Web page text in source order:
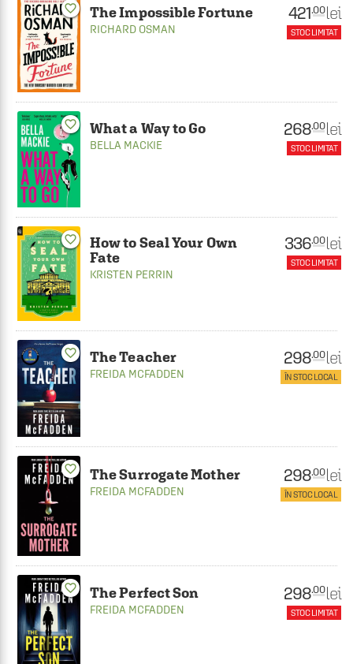
favorite_border The Impossible Fortune
RICHARD OSMAN
421.00 lei
STOC LIMITAT
favorite_border What a Way to Go
BELLA MACKIE
268.00 lei
STOC LIMITAT
favorite_border
How to Seal Your Own
Fate
KRISTEN PERRIN
336.00 lei
STOC LIMITAT
favorite_border The Teacher
FREIDA MCFADDEN
298.00 lei
ÎN STOC LOCAL
favorite_border The Surrogate Mother
FREIDA MCFADDEN
298.00 lei
ÎN STOC LOCAL
favorite_border The Perfect Son
FREIDA MCFADDEN
298.00 lei
STOC LIMITAT